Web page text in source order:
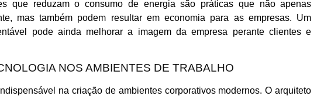
que reduzam o consumo de energia são práticas que não apenas
mas também podem resultar em economia para as empresas. Um
pode ainda melhorar a imagem da empresa perante clientes e
NOS AMBIENTES DE TRABALHO
na criação de ambientes corporativos modernos. O arquiteto